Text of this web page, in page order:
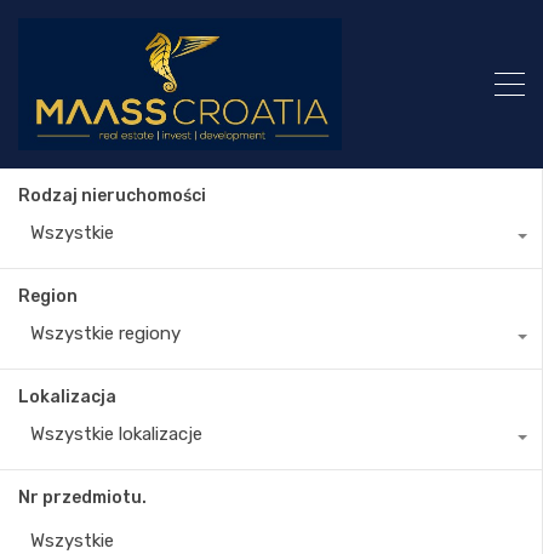
Rodzaj nieruchomości
Wszystkie
Region
Wszystkie regiony
Lokalizacja
Wszystkie lokalizacje
Nr przedmiotu.